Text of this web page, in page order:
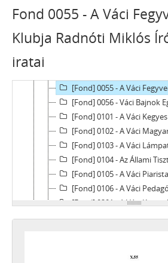
Fond 0055 - A Váci
Klubja Radnóti Miklós
iratai
[Fond] 0001 - A Tulipán Szövetség Váci és
[Fond] 0051 - A Váci
[Fond] 0052 - A Váci Kegyes Tanítórendi Gimnázium
[Fond] 0055 - A Váci Fegyveres Erők Klubja
[Fond] 0056 - Váci Bajnok
[Fond] 0101 - A Váci Kegyes Tanítórendi Gimnázium 192.
[Fond] 0102 - A Váci Magyar Földmíves
[Fond] 0103 - A Váci
[Fond] 0104 - Az Állami Tisztviselők
[Fond] 0105 - A Váci
[Fond] 0106 - A Váci
[Fond] 0201 - A Váci
[Fond] 0202 - A Vácvidéki
[Fond] 0205 - A Mozgáskorlátozottak Közép-